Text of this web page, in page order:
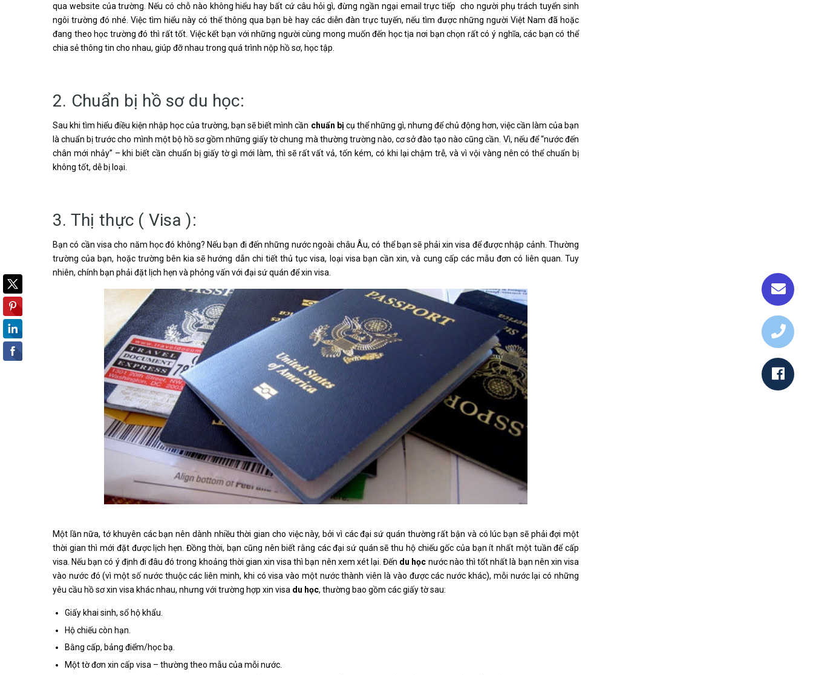
qua website của trường. Nếu có chỗ nào không hiểu hay bất cứ câu hỏi gì, đừng ngần ngại email trực tiếp cho người phụ trách tuyển sinh
ngôi trường đó nhé. Việc tìm hiểu này có thể thông qua bạn bè hay các diễn đàn trực tuyến, nếu tìm được những người Việt Nam đã hoặc
đang theo học trường đó thì rất tốt. Việc kết bạn với những người cùng mong muốn đến học tịa nơi bạn chọn rất có ý nghĩa, các bạn có thể
chia sẻ thông tin cho nhau, giúp đỡ nhau trong quá trình nộp hồ sơ, học tập.
2. Chuẩn bị hồ sơ du học:
Sau khi tìm hiểu điều kiện nhập học của trường, bạn sẽ biết mình cần chuẩn bị cụ thể những gì, nhưng để chủ động hơn, việc cần làm của bạn
là chuẩn bị trước cho mình một bộ hồ sơ gồm những giấy tờ chung mà thường trường nào, cơ sở đào tạo nào cũng cần. Vì, nếu để “nước đến
chân mới nhảy” – khi biết cần chuẩn bị giấy tờ gì mới làm, thì sẽ rất vất vả, tốn kém, có khi lại chậm trễ, và vì vội vàng nên có thể chuẩn bị
không tốt, dễ bị loại.
3. Thị thực ( Visa ):
Bạn có cần visa cho năm học đó không? Nếu bạn đi đến những nước ngoài châu Âu, có thể bạn sẽ phải xin visa để được nhập cảnh. Thường
trường của bạn, hoặc trường bên kia sẽ hướng dẫn chi tiết thủ tục visa, loại visa bạn cần xin, và cung cấp các mẫu đơn có liên quan. Tuy
nhiên, chính bạn phải đặt lịch hẹn và phỏng vấn với đại sứ quán để xin visa.
Một lần nữa, tớ khuyên các bạn nên dành nhiều thời gian cho việc này, bởi vì các đại sứ quán thường rất bận và có lúc bạn sẽ phải đợi một
thời gian thì mới đặt được lịch hẹn. Đồng thời, bạn cũng nên biết rằng các đại sứ quán sẽ thu hộ chiếu gốc của bạn ít nhất một tuần để cấp
visa. Nếu bạn có ý định đi đâu đó trong khoảng thời gian xin visa thì bạn nên xem xét lại. Đến du học nước nào thì tốt nhất là bạn nên xin visa
vào nước đó (vì một số nước thuộc các liên minh, khi có visa vào một nước thành viên là vào được các nước khác), mỗi nước lại có những
yêu cầu hồ sơ xin visa khác nhau, nhưng với trường hợp xin visa du học, thường bao gồm các giấy tờ sau:
Giấy khai sinh, sổ hộ khẩu.
Hộ chiếu còn hạn.
Bằng cấp, bảng điểm/học bạ.
Một tờ đơn xin cấp visa – thường theo mẫu của mỗi nước.